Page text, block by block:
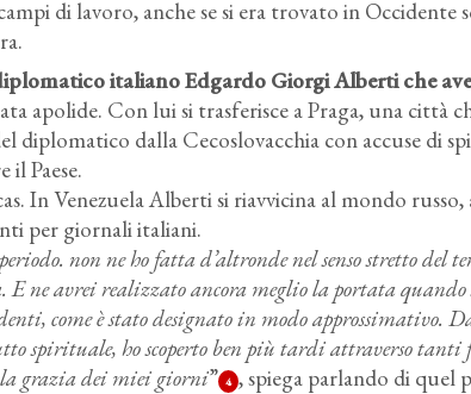
di lavoro, anche se si era trovato in Occidente
italiano Edgardo Giorgi Alberti che
apolide. Con lui si trasferisce a Praga, una città
diplomatico dalla Cecoslovacchia con accuse di
il Paese.
In Venezuela Alberti si riavvicina al mondo
per giornali italiani.
non ne ho fatta d’altronde nel senso stretto del
E ne avrei realizzato ancora meglio la portata quando
come è stato designato in modo approssimativo.
spirituale, ho scoperto ben più tardi attraverso
grazia dei miei giorni” 4 , spiega parlando di quel